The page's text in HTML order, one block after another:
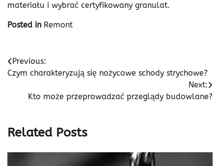
materiału i wybrać certyfikowany granulat.
Posted in Remont
Nawigacja
wpisu
Previous:
Czym charakteryzują się nożycowe schody strychowe?
Next:
Kto może przeprowadzać przeglądy budowlane?
Related Posts